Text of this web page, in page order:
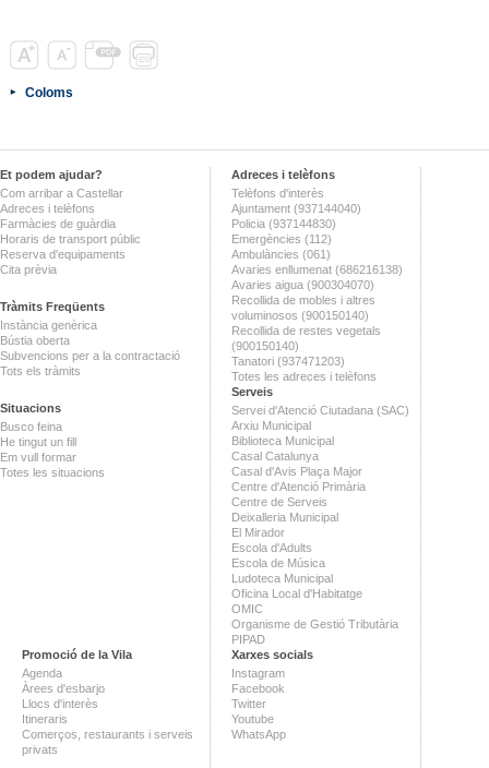
Coloms
Et podem ajudar?
Com arribar a Castellar
Adreces i telèfons
Farmàcies de guàrdia
Horaris de transport públic
Reserva d'equipaments
Cita prèvia
Tràmits Freqüents
Instància genèrica
Bústia oberta
Subvencions per a la contractació
Tots els tràmits
Situacions
Busco feina
He tingut un fill
Em vull formar
Totes les situacions
Adreces i telèfons
Telèfons d'interès
Ajuntament (937144040)
Policia (937144830)
Emergències (112)
Ambulàncies (061)
Avaries enllumenat (686216138)
Avaries aigua (900304070)
Recollida de mobles i altres
voluminosos (900150140)
Recollida de restes vegetals
(900150140)
Tanatori (937471203)
Totes les adreces i telèfons
Serveis
Servei d'Atenció Ciutadana (SAC)
Arxiu Municipal
Biblioteca Municipal
Casal Catalunya
Casal d'Avis Plaça Major
Centre d'Atenció Primària
Centre de Serveis
Deixalleria Municipal
El Mirador
Escola d'Adults
Escola de Música
Ludoteca Municipal
Oficina Local d'Habitatge
OMIC
Organisme de Gestió Tributària
PIPAD
Promoció de la Vila
Agenda
Àrees d'esbarjo
Llocs d'interès
Itineraris
Comerços, restaurants i serveis
privats
Xarxes socials
Instagram
Facebook
Twitter
Youtube
WhatsApp